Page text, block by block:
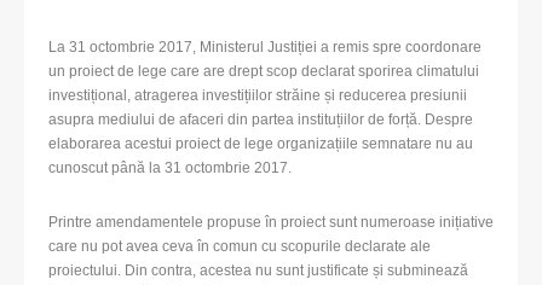
La 31 octombrie 2017, Ministerul Justiției a remis spre coordonare
un proiect de lege care are drept scop declarat sporirea climatului
investițional, atragerea investițiilor străine și reducerea presiunii
asupra mediului de afaceri din partea instituțiilor de forță. Despre
elaborarea acestui proiect de lege organizațiile semnatare nu au
cunoscut până la 31 octombrie 2017.
Printre amendamentele propuse în proiect sunt numeroase inițiative
care nu pot avea ceva în comun cu scopurile declarate ale
proiectului. Din contra, acestea nu sunt justificate și subminează